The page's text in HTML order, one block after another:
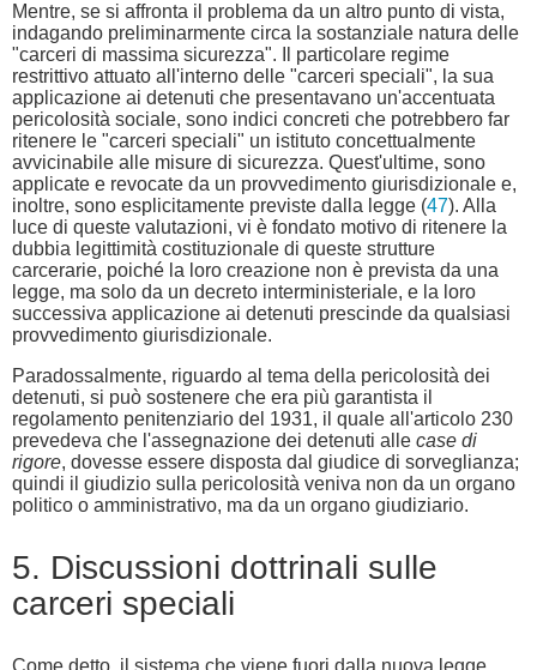
Mentre, se si affronta il problema da un altro punto di vista,
indagando preliminarmente circa la sostanziale natura delle
"carceri di massima sicurezza". Il particolare regime
restrittivo attuato all'interno delle "carceri speciali", la sua
applicazione ai detenuti che presentavano un'accentuata
pericolosità sociale, sono indici concreti che potrebbero far
ritenere le "carceri speciali" un istituto concettualmente
avvicinabile alle misure di sicurezza. Quest'ultime, sono
applicate e revocate da un provvedimento giurisdizionale e,
inoltre, sono esplicitamente previste dalla legge (47). Alla
luce di queste valutazioni, vi è fondato motivo di ritenere la
dubbia legittimità costituzionale di queste strutture
carcerarie, poiché la loro creazione non è prevista da una
legge, ma solo da un decreto interministeriale, e la loro
successiva applicazione ai detenuti prescinde da qualsiasi
provvedimento giurisdizionale.
Paradossalmente, riguardo al tema della pericolosità dei
detenuti, si può sostenere che era più garantista il
regolamento penitenziario del 1931, il quale all'articolo 230
prevedeva che l'assegnazione dei detenuti alle case di
rigore, dovesse essere disposta dal giudice di sorveglianza;
quindi il giudizio sulla pericolosità veniva non da un organo
politico o amministrativo, ma da un organo giudiziario.
5. Discussioni dottrinali sulle
carceri speciali